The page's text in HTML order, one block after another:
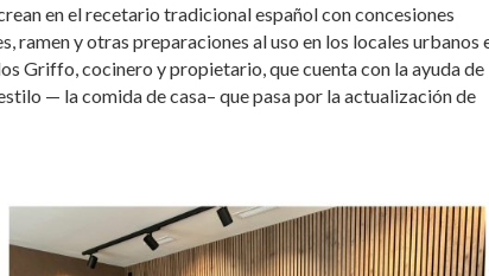
en el recetario tradicional español con concesiones
ramen y otras preparaciones al uso en los locales urbanos
Griffo, cocinero y propietario, que cuenta con la ayuda de
— la comida de casa– que pasa por la actualización de